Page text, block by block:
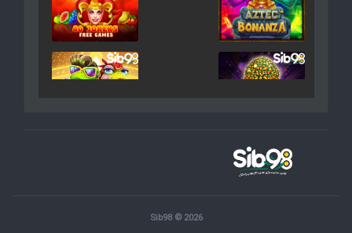
Sib98 © 2026